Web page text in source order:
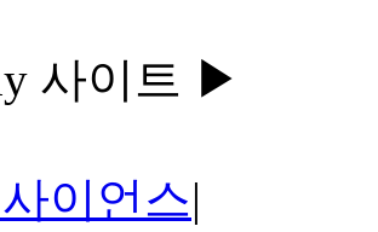
사이트 ▶
이언스|